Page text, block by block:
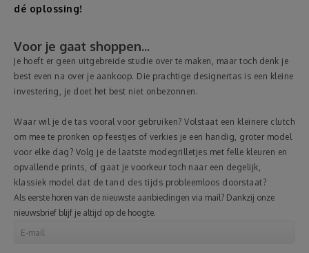
dé oplossing!
Voor je gaat shoppen...
Je hoeft er geen uitgebreide studie over te maken, maar toch denk je
best even na over je aankoop. Die prachtige designertas is een kleine
investering, je doet het best niet onbezonnen.
Waar wil je de tas vooral voor gebruiken? Volstaat een kleinere clutch
om mee te pronken op feestjes of verkies je een handig, groter model
voor elke dag? Volg je de laatste modegrilletjes met felle kleuren en
opvallende prints, of gaat je voorkeur toch naar een degelijk,
klassiek model dat de tand des tijds probleemloos doorstaat?
Als eerste horen van de nieuwste aanbiedingen via mail? Dankzij onze
nieuwsbrief blijf je altijd op de hoogte.